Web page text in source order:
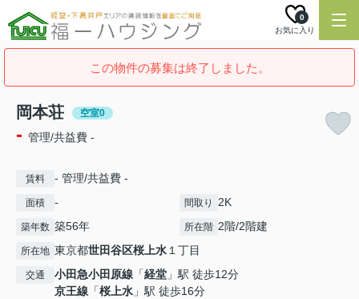
お気に入り
0
この物件の募集は終了しました。
岡本荘 空室0
- 管理/共益費 -
賃料 - 管理/共益費 -
面積 - 間取り 2K
築年数 築56年 所在階 2階/2階建
所在地 東京都世田谷区桜上水 １丁目
交通 小田急小田原線 「経堂 」駅 徒歩12分
京王線 「桜上水 」駅 徒歩16分